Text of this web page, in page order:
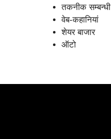
तकनीक
वेब-कहानियां
शेयर बाजार
ऑटो